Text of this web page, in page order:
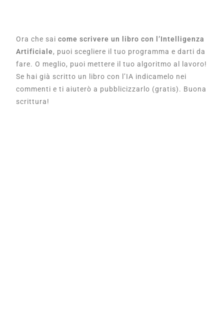
Ora che saicome scrivere un libro con l’Intelligenza
Artificiale, puoi scegliere il tuo programma e darti da
fare. O meglio, puoi mettere il tuo algoritmo al lavoro!
Se hai già scritto un libro con l’IA indicamelo nei
commenti e ti aiuterò a pubblicizzarlo (gratis). Buona
scrittura!